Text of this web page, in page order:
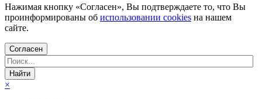
Нажимая кнопку «Согласен», Вы подтверждаете то, что Вы
проинформированы об использовании cookies на нашем
сайте.
Согласен
×